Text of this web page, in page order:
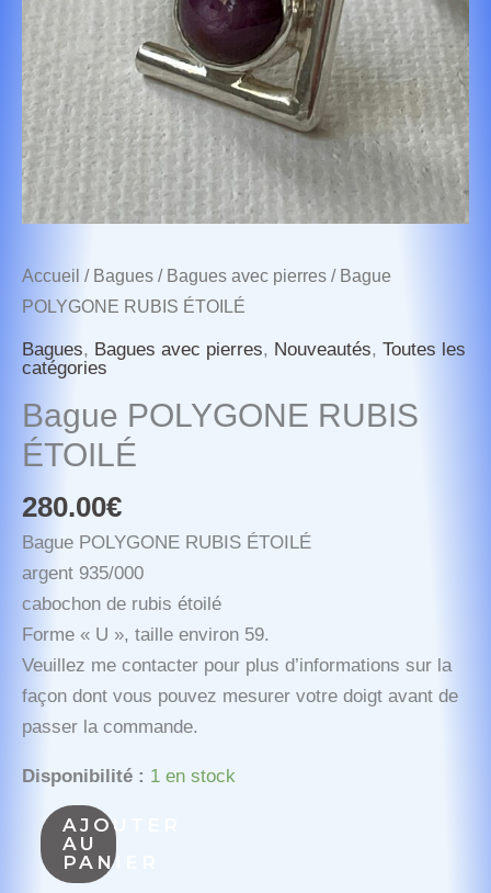
Accueil / Bagues / Bagues avec pierres / Bague
POLYGONE RUBIS ÉTOILÉ
Bagues, Bagues avec pierres, Nouveautés, Toutes les
catégories
Bague POLYGONE RUBIS
ÉTOILÉ
280.00€
Bague POLYGONE RUBIS ÉTOILÉ
argent 935/000
cabochon de rubis étoilé
Forme « U », taille environ 59.
Veuillez me contacter pour plus d’informations sur la
façon dont vous pouvez mesurer votre doigt avant de
passer la commande.
Disponibilité : 1 en stock
quantité
Bague
AJOUTER
AU
PANIER